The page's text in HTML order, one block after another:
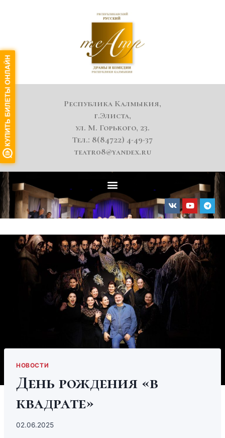
Республика Калмыкия,
г.Элиста,
ул. М. Горького, 23.
Тел.: 8(84722) 4-49-37
teatr08@yandex.ru
НОВОСТИ
День рождения «в
квадрате»
02.06.2025